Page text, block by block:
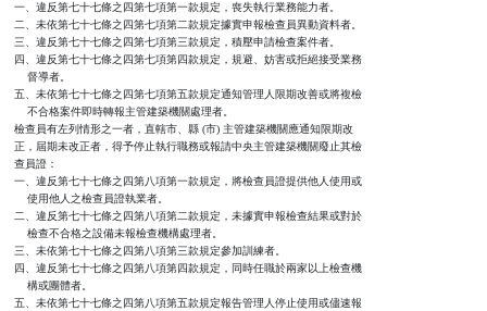
一、違反第七十七條之四第七項第一款規定，喪失執行業務能力者。
二、未依第七十七條之四第七項第二款規定據實申報檢查員異動資料者。
三、違反第七十七條之四第七項第三款規定，積壓申請檢查案件者。
四、違反第七十七條之四第七項第四款規定，規避、妨害或拒絕接受業務
    督導者。
五、未依第七十七條之四第七項第五款規定通知管理人限期改善或將複檢
    不合格案件即時轉報主管建築機關處理者。
檢查員有左列情形之一者，直轄市、縣 (市) 主管建築機關應通知限期改
正，屆期未改正者，得予停止執行職務或報請中央主管建築機關廢止其檢
查員證：
一、違反第七十七條之四第八項第一款規定，將檢查員證提供他人使用或
    使用他人之檢查員證執業者。
二、違反第七十七條之四第八項第二款規定，未據實申報檢查結果或對於
    檢查不合格之設備未報檢查機構處理者。
三、未依第七十七條之四第八項第三款規定參加訓練者。
四、違反第七十七條之四第八項第四款規定，同時任職於兩家以上檢查機
    構或團體者。
五、未依第七十七條之四第八項第五款規定報告管理人停止使用或儘速報